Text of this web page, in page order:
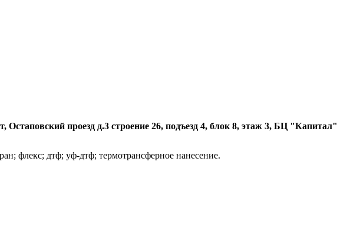
Остаповский проезд д.3 строение 26, подъезд 4, блок 8, этаж 3, БЦ "Капитал"
флекс; дтф; уф-дтф; термотрансферное нанесение.